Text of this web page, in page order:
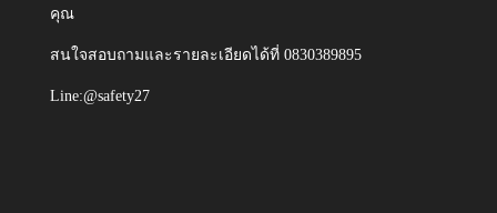
คุณ
สนใจสอบถามและรายละเอียดได้ที่ 0830389895
Line:@safety27